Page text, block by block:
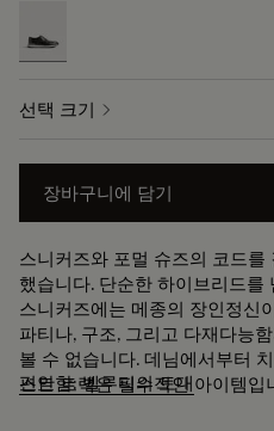
선택 크기
장바구니에 담기
스니커즈와 포멀 슈즈의 코드
했습니다. 단순한 하이브리드
스니커즈에는 메종의 장인정신
파티나, 구조, 그리고 다재다능
볼 수 없습니다. 데님에서부터
스트 트랙은 필수적인 아이템입
편안함: 벨루티의 토대